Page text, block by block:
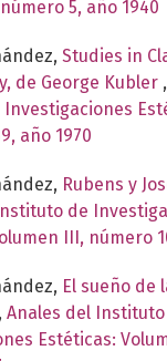
5, año 1940
Studies in
de George Kubler ,
año 1970
Rubens y
de
III, número
El sueño de
, Anales del
Estéticas: